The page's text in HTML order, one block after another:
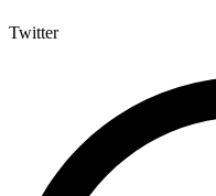
Twitter